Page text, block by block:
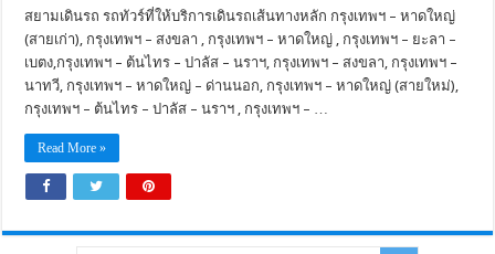
สยามเดินรถ รถทัวร์ที่ให้บริการเดินรถเส้นทางหลัก กรุงเทพฯ – หาดใหญ่
(สายเก่า), กรุงเทพฯ – สงขลา , กรุงเทพฯ – หาดใหญ่ , กรุงเทพฯ – ยะลา –
เบตง,กรุงเทพฯ – ต้นไทร – ปาลัส – นราฯ, กรุงเทพฯ – สงขลา, กรุงเทพฯ –
นาทวี, กรุงเทพฯ – หาดใหญ่ – ด่านนอก, กรุงเทพฯ – หาดใหญ่ (สายใหม่),
กรุงเทพฯ – ต้นไทร – ปาลัส – นราฯ , กรุงเทพฯ – …
Read More »